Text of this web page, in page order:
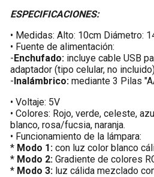
ESPECIFICACIONES:
• Medidas: Alto: 10cm Diámetro:
• Fuente de alimentación:
-Enchufado:incluye cable USB
adaptador (tipo celular, no
-Inalámbrico:mediante 3 Pilas
• Voltaje: 5V
• Colores: Rojo, verde, celeste,
blanco, rosa/fucsia, naranja.
• Funcionamiento de la lámpara:
* Modo 1:con luz color blanco
* Modo 2:Gradiente de colores
* Modo 3:luz cálida mezclado